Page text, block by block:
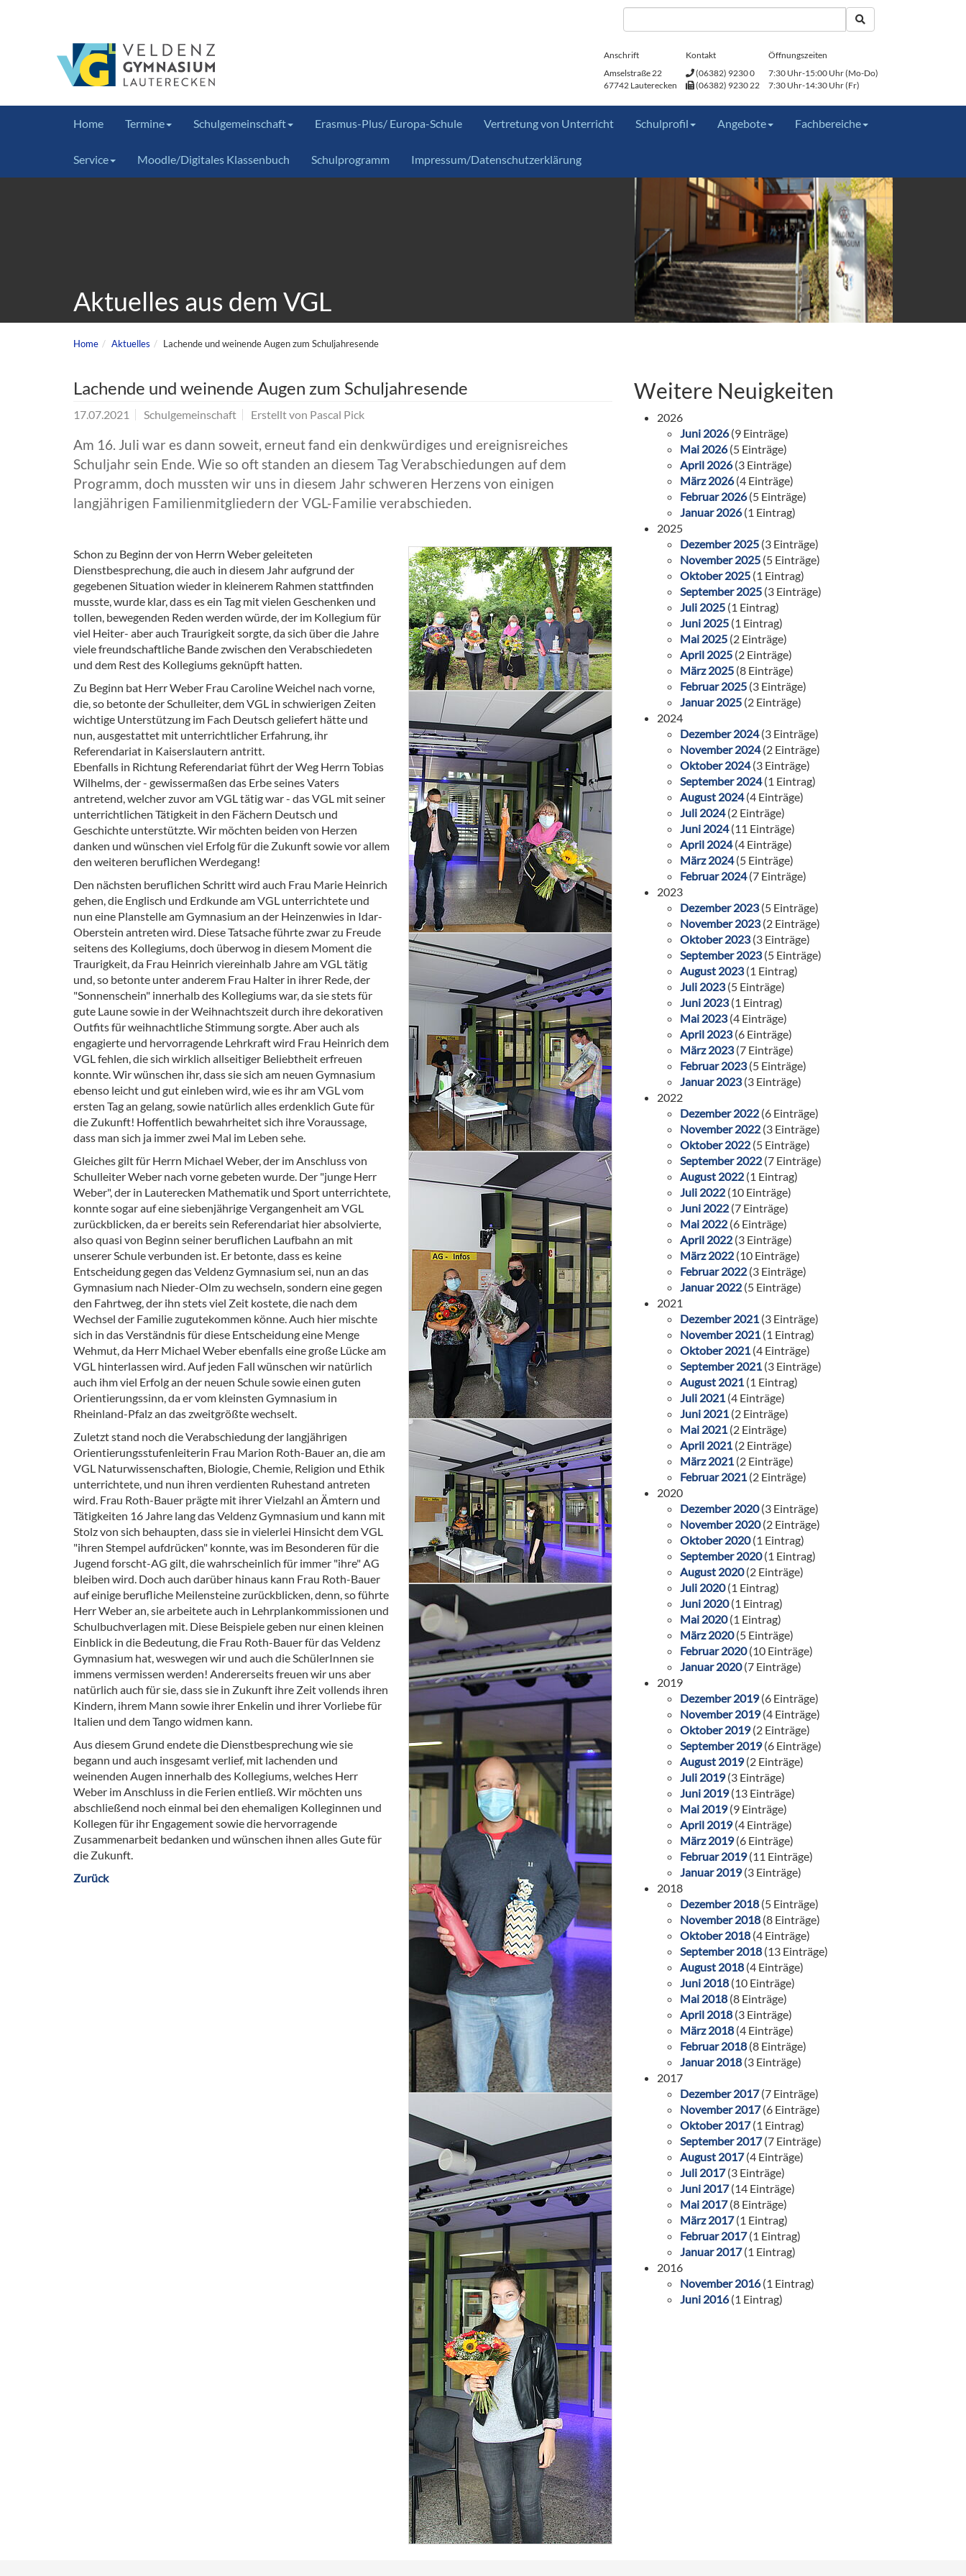
Anschrift
Amselstraße 22
67742 Lauterecken
Kontakt
(06382) 9230 0
(06382) 9230 22
Öffnungszeiten
7:30 Uhr-15:00 Uhr (Mo-Do)
7:30 Uhr-14:30 Uhr (Fr)
Home Termine Schulgemeinschaft Erasmus-Plus/ Europa-Schule Vertretung von Unterricht Schulprofil Angebote Fachbereiche
Service Moodle/Digitales Klassenbuch Schulprogramm Impressum/Datenschutzerklärung
Aktuelles aus dem VGL
Home Aktuelles Lachende und weinende Augen zum Schuljahresende
Lachende und weinende Augen zum Schuljahresende
17.07.2021 Schulgemeinschaft Erstellt von Pascal Pick
Am 16. Juli war es dann soweit, erneut fand ein denkwürdiges und ereignisreiches
Schuljahr sein Ende. Wie so oft standen an diesem Tag Verabschiedungen auf dem
Programm, doch mussten wir uns in diesem Jahr schweren Herzens von einigen
langjährigen Familienmitgliedern der VGL-Familie verabschieden.
Schon zu Beginn der von Herrn Weber geleiteten
Dienstbesprechung, die auch in diesem Jahr aufgrund der
gegebenen Situation wieder in kleinerem Rahmen stattfinden
musste, wurde klar, dass es ein Tag mit vielen Geschenken und
tollen, bewegenden Reden werden würde, der im Kollegium für
viel Heiter- aber auch Traurigkeit sorgte, da sich über die Jahre
viele freundschaftliche Bande zwischen den Verabschiedeten
und dem Rest des Kollegiums geknüpft hatten.
Zu Beginn bat Herr Weber Frau Caroline Weichel nach vorne,
die, so betonte der Schulleiter, dem VGL in schwierigen Zeiten
wichtige Unterstützung im Fach Deutsch geliefert hätte und
nun, ausgestattet mit unterrichtlicher Erfahrung, ihr
Referendariat in Kaiserslautern antritt.
Ebenfalls in Richtung Referendariat führt der Weg Herrn Tobias
Wilhelms, der - gewissermaßen das Erbe seines Vaters
antretend, welcher zuvor am VGL tätig war - das VGL mit seiner
unterrichtlichen Tätigkeit in den Fächern Deutsch und
Geschichte unterstützte. Wir möchten beiden von Herzen
danken und wünschen viel Erfolg für die Zukunft sowie vor allem
den weiteren beruflichen Werdegang!
Den nächsten beruflichen Schritt wird auch Frau Marie Heinrich
gehen, die Englisch und Erdkunde am VGL unterrichtete und
nun eine Planstelle am Gymnasium an der Heinzenwies in Idar-
Oberstein antreten wird. Diese Tatsache führte zwar zu Freude
seitens des Kollegiums, doch überwog in diesem Moment die
Traurigkeit, da Frau Heinrich viereinhalb Jahre am VGL tätig
und, so betonte unter anderem Frau Halter in ihrer Rede, der
"Sonnenschein" innerhalb des Kollegiums war, da sie stets für
gute Laune sowie in der Weihnachtszeit durch ihre dekorativen
Outfits für weihnachtliche Stimmung sorgte. Aber auch als
engagierte und hervorragende Lehrkraft wird Frau Heinrich dem
VGL fehlen, die sich wirklich allseitiger Beliebtheit erfreuen
konnte. Wir wünschen ihr, dass sie sich am neuen Gymnasium
ebenso leicht und gut einleben wird, wie es ihr am VGL vom
ersten Tag an gelang, sowie natürlich alles erdenklich Gute für
die Zukunft! Hoffentlich bewahrheitet sich ihre Voraussage,
dass man sich ja immer zwei Mal im Leben sehe.
Gleiches gilt für Herrn Michael Weber, der im Anschluss von
Schulleiter Weber nach vorne gebeten wurde. Der "junge Herr
Weber", der in Lauterecken Mathematik und Sport unterrichtete,
konnte sogar auf eine siebenjährige Vergangenheit am VGL
zurückblicken, da er bereits sein Referendariat hier absolvierte,
also quasi von Beginn seiner beruflichen Laufbahn an mit
unserer Schule verbunden ist. Er betonte, dass es keine
Entscheidung gegen das Veldenz Gymnasium sei, nun an das
Gymnasium nach Nieder-Olm zu wechseln, sondern eine gegen
den Fahrtweg, der ihn stets viel Zeit kostete, die nach dem
Wechsel der Familie zugutekommen könne. Auch hier mischte
sich in das Verständnis für diese Entscheidung eine Menge
Wehmut, da Herr Michael Weber ebenfalls eine große Lücke am
VGL hinterlassen wird. Auf jeden Fall wünschen wir natürlich
auch ihm viel Erfolg an der neuen Schule sowie einen guten
Orientierungssinn, da er vom kleinsten Gymnasium in
Rheinland-Pfalz an das zweitgrößte wechselt.
Zuletzt stand noch die Verabschiedung der langjährigen
Orientierungsstufenleiterin Frau Marion Roth-Bauer an, die am
VGL Naturwissenschaften, Biologie, Chemie, Religion und Ethik
unterrichtete, und nun ihren verdienten Ruhestand antreten
wird. Frau Roth-Bauer prägte mit ihrer Vielzahl an Ämtern und
Tätigkeiten 16 Jahre lang das Veldenz Gymnasium und kann mit
Stolz von sich behaupten, dass sie in vielerlei Hinsicht dem VGL
"ihren Stempel aufdrücken" konnte, was im Besonderen für die
Jugend forscht-AG gilt, die wahrscheinlich für immer "ihre" AG
bleiben wird. Doch auch darüber hinaus kann Frau Roth-Bauer
auf einige berufliche Meilensteine zurückblicken, denn, so führte
Herr Weber an, sie arbeitete auch in Lehrplankommissionen und
Schulbuchverlagen mit. Diese Beispiele geben nur einen kleinen
Einblick in die Bedeutung, die Frau Roth-Bauer für das Veldenz
Gymnasium hat, weswegen wir und auch die SchülerInnen sie
immens vermissen werden! Andererseits freuen wir uns aber
natürlich auch für sie, dass sie in Zukunft ihre Zeit vollends ihren
Kindern, ihrem Mann sowie ihrer Enkelin und ihrer Vorliebe für
Italien und dem Tango widmen kann.
Aus diesem Grund endete die Dienstbesprechung wie sie
begann und auch insgesamt verlief, mit lachenden und
weinenden Augen innerhalb des Kollegiums, welches Herr
Weber im Anschluss in die Ferien entließ. Wir möchten uns
abschließend noch einmal bei den ehemaligen Kolleginnen und
Kollegen für ihr Engagement sowie die hervorragende
Zusammenarbeit bedanken und wünschen ihnen alles Gute für
die Zukunft.
Zurück
Weitere Neuigkeiten
2026
Juni 2026(9 Einträge)
Mai 2026(5 Einträge)
April 2026(3 Einträge)
März 2026(4 Einträge)
Februar 2026(5 Einträge)
Januar 2026(1 Eintrag)
2025
Dezember 2025 (3 Einträge)
November 2025 (5 Einträge)
Oktober 2025 (1 Eintrag)
September 2025 (3 Einträge)
Juli 2025 (1 Eintrag)
Juni 2025 (1 Eintrag)
Mai 2025 (2 Einträge)
April 2025 (2 Einträge)
März 2025 (8 Einträge)
Februar 2025 (3 Einträge)
Januar 2025 (2 Einträge)
2024
Dezember 2024(3 Einträge)
November 2024(2 Einträge)
Oktober 2024(3 Einträge)
September 2024(1 Eintrag)
August 2024(4 Einträge)
Juli 2024(2 Einträge)
Juni 2024(11 Einträge)
April 2024(4 Einträge)
März 2024(5 Einträge)
Februar 2024(7 Einträge)
2023
Dezember 2023(5 Einträge)
November 2023(2 Einträge)
Oktober 2023(3 Einträge)
September 2023(5 Einträge)
August 2023(1 Eintrag)
Juli 2023(5 Einträge)
Juni 2023(1 Eintrag)
Mai 2023(4 Einträge)
April 2023(6 Einträge)
März 2023(7 Einträge)
Februar 2023(5 Einträge)
Januar 2023(3 Einträge)
2022
Dezember 2022 (6 Einträge)
November 2022 (3 Einträge)
Oktober 2022 (5 Einträge)
September 2022 (7 Einträge)
August 2022 (1 Eintrag)
Juli 2022 (10 Einträge)
Juni 2022 (7 Einträge)
Mai 2022 (6 Einträge)
April 2022 (3 Einträge)
März 2022 (10 Einträge)
Februar 2022 (3 Einträge)
Januar 2022 (5 Einträge)
2021
Dezember 2021 (3 Einträge)
November 2021 (1 Eintrag)
Oktober 2021 (4 Einträge)
September 2021 (3 Einträge)
August 2021 (1 Eintrag)
Juli 2021 (4 Einträge)
Juni 2021 (2 Einträge)
Mai 2021 (2 Einträge)
April 2021 (2 Einträge)
März 2021 (2 Einträge)
Februar 2021 (2 Einträge)
2020
Dezember 2020(3 Einträge)
November 2020(2 Einträge)
Oktober 2020(1 Eintrag)
September 2020(1 Eintrag)
August 2020(2 Einträge)
Juli 2020(1 Eintrag)
Juni 2020(1 Eintrag)
Mai 2020(1 Eintrag)
März 2020(5 Einträge)
Februar 2020(10 Einträge)
Januar 2020(7 Einträge)
2019
Dezember 2019(6 Einträge)
November 2019(4 Einträge)
Oktober 2019(2 Einträge)
September 2019(6 Einträge)
August 2019(2 Einträge)
Juli 2019(3 Einträge)
Juni 2019(13 Einträge)
Mai 2019(9 Einträge)
April 2019(4 Einträge)
März 2019(6 Einträge)
Februar 2019(11 Einträge)
Januar 2019(3 Einträge)
2018
Dezember 2018(5 Einträge)
November 2018(8 Einträge)
Oktober 2018(4 Einträge)
September 2018(13 Einträge)
August 2018(4 Einträge)
Juni 2018(10 Einträge)
Mai 2018(8 Einträge)
April 2018(3 Einträge)
März 2018(4 Einträge)
Februar 2018(8 Einträge)
Januar 2018(3 Einträge)
2017
Dezember 2017(7 Einträge)
November 2017(6 Einträge)
Oktober 2017(1 Eintrag)
September 2017(7 Einträge)
August 2017(4 Einträge)
Juli 2017(3 Einträge)
Juni 2017(14 Einträge)
Mai 2017(8 Einträge)
März 2017(1 Eintrag)
Februar 2017(1 Eintrag)
Januar 2017(1 Eintrag)
2016
November 2016(1 Eintrag)
Juni 2016(1 Eintrag)